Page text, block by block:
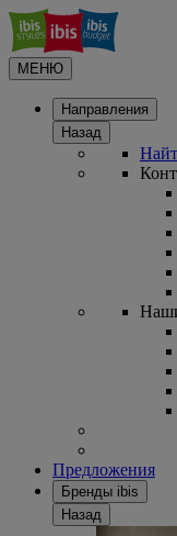
МЕНЮ
Направления
Назад
Предложения
Бренды ibis
Назад